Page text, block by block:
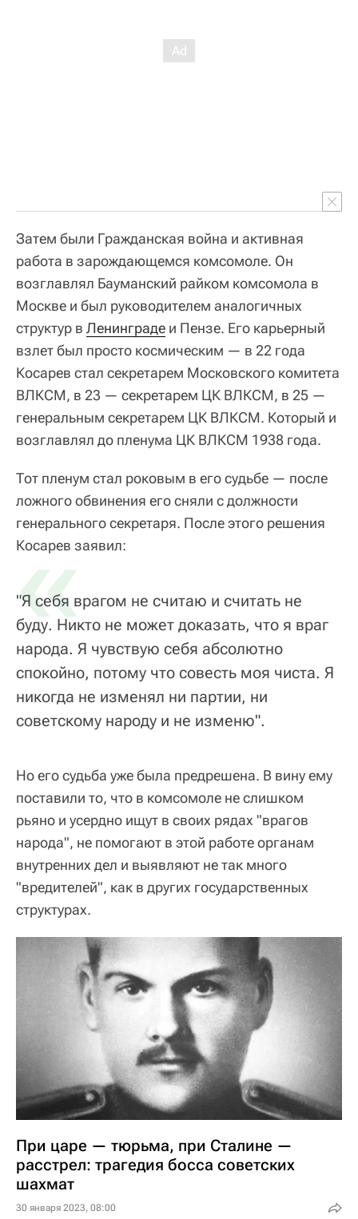
Затем были Гражданская война и активная
работа в зарождающемся комсомоле. Он
возглавлял Бауманский райком комсомола в
Москве и был руководителем аналогичных
структур в Ленинграде и Пензе. Его карьерный
взлет был просто космическим — в 22 года
Косарев стал секретарем Московского комитета
ВЛКСМ, в 23 — секретарем ЦК ВЛКСМ, в 25 —
генеральным секретарем ЦК ВЛКСМ. Который и
возглавлял до пленума ЦК ВЛКСМ 1938 года.
Тот пленум стал роковым в его судьбе — после
ложного обвинения его сняли с должности
генерального секретаря. После этого решения
Косарев заявил:
«
"Я себя врагом не считаю и считать не
буду. Никто не может доказать, что я враг
народа. Я чувствую себя абсолютно
спокойно, потому что совесть моя чиста. Я
никогда не изменял ни партии, ни
советскому народу и не изменю".
Но его судьба уже была предрешена. В вину ему
поставили то, что в комсомоле не слишком
рьяно и усердно ищут в своих рядах "врагов
народа", не помогают в этой работе органам
внутренних дел и выявляют не так много
"вредителей", как в других государственных
структурах.
При царе — тюрьма, при Сталине —
расстрел: трагедия босса советских
шахмат
30 января 2023, 08:00